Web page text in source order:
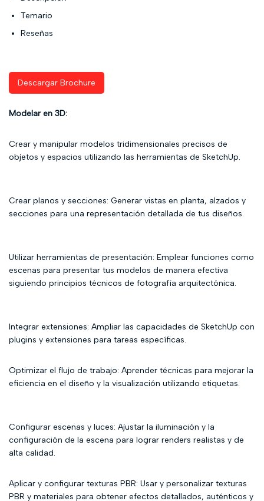
Temario
Reseñas
Descargar Brochure
Modelar en 3D:
Crear y manipular modelos tridimensionales precisos de
objetos y espacios utilizando las herramientas de SketchUp.
Crear planos y secciones: Generar vistas en planta, alzados y
secciones para una representación detallada de tus diseños.
Utilizar herramientas de presentación: Emplear funciones como
escenas para presentar tus modelos de manera efectiva
siguiendo principios técnicos de fotografía arquitectónica.
Integrar extensiones: Ampliar las capacidades de SketchUp con
plugins y extensiones para tareas específicas.
Optimizar el flujo de trabajo: Aprender técnicas para mejorar la
eficiencia en el diseño y la visualización utilizando etiquetas.
Configurar escenas y luces: Ajustar la iluminación y la
configuración de la escena para lograr renders realistas y de
alta calidad.
Aplicar y configurar texturas PBR: Usar y personalizar texturas
PBR y materiales para obtener efectos detallados, auténticos y